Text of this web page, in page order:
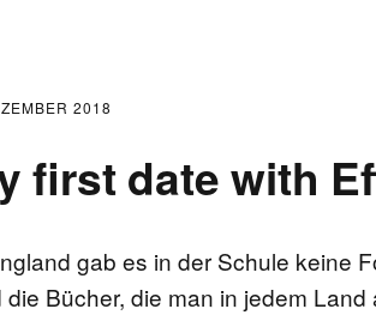
2018
first date with
gab es in der Schule keine
die Bücher, die man in jedem